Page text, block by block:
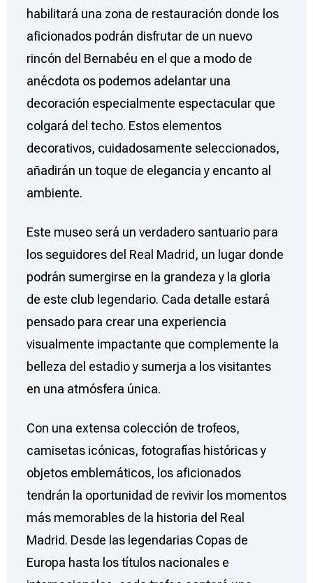
habilitará una zona de restauración donde los
aficionados podrán disfrutar de un nuevo
rincón del Bernabéu en el que a modo de
anécdota os podemos adelantar una
decoración especialmente espectacular que
colgará del techo. Estos elementos
decorativos, cuidadosamente seleccionados,
añadirán un toque de elegancia y encanto al
ambiente.
Este museo será un verdadero santuario para
los seguidores del Real Madrid, un lugar donde
podrán sumergirse en la grandeza y la gloria
de este club legendario. Cada detalle estará
pensado para crear una experiencia
visualmente impactante que complemente la
belleza del estadio y sumerja a los visitantes
en una atmósfera única.
Con una extensa colección de trofeos,
camisetas icónicas, fotografías históricas y
objetos emblemáticos, los aficionados
tendrán la oportunidad de revivir los momentos
más memorables de la historia del Real
Madrid. Desde las legendarias Copas de
Europa hasta los títulos nacionales e